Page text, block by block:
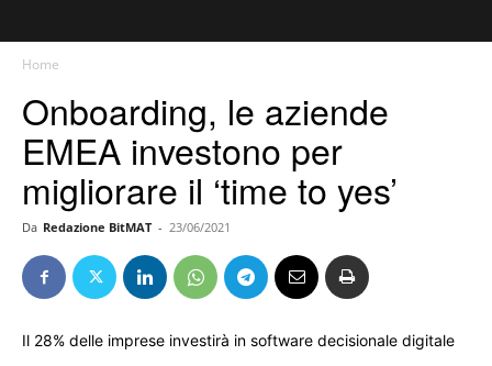
Home
Onboarding, le aziende
EMEA investono per
migliorare il ‘time to yes’
Da Redazione BitMAT - 23/06/2021
Il 28% delle imprese investirà in software decisionale digitale